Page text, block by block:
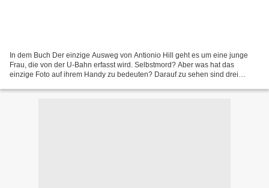
In dem Buch Der einzige Ausweg von Antionio Hill geht es um eine junge
Frau, die von der U-Bahn erfasst wird. Selbstmord? Aber was hat das
einzige Foto auf ihrem Handy zu bedeuten? Darauf zu sehen sind drei